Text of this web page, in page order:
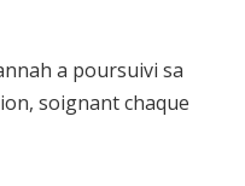
a poursuivi sa
soignant chaque